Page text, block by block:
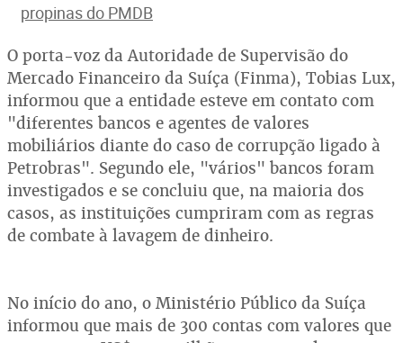
propinas do PMDB
O porta-voz da Autoridade de Supervisão do
Mercado Financeiro da Suíça (Finma), Tobias Lux,
informou que a entidade esteve em contato com
"diferentes bancos e agentes de valores
mobiliários diante do caso de corrupção ligado à
Petrobras". Segundo ele, "vários" bancos foram
investigados e se concluiu que, na maioria dos
casos, as instituições cumpriram com as regras
de combate à lavagem de dinheiro.
No início do ano, o Ministério Público da Suíça
informou que mais de 300 contas com valores que